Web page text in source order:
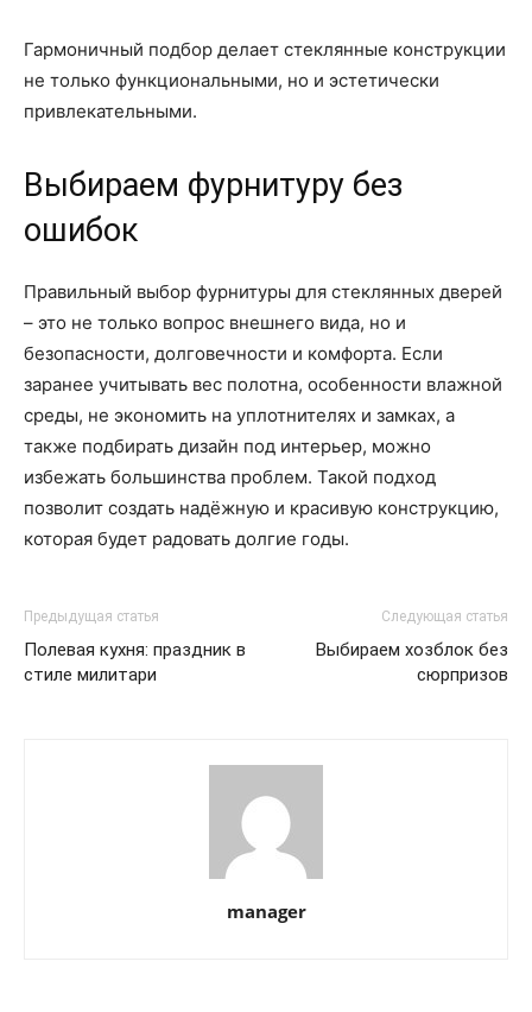
Гармоничный подбор делает стеклянные конструкции
не только функциональными, но и эстетически
привлекательными.
Выбираем фурнитуру без
ошибок
Правильный выбор фурнитуры для стеклянных дверей
– это не только вопрос внешнего вида, но и
безопасности, долговечности и комфорта. Если
заранее учитывать вес полотна, особенности влажной
среды, не экономить на уплотнителях и замках, а
также подбирать дизайн под интерьер, можно
избежать большинства проблем. Такой подход
позволит создать надёжную и красивую конструкцию,
которая будет радовать долгие годы.
Предыдущая статья
Полевая кухня: праздник в
стиле милитари
Следующая статья
Выбираем хозблок без
сюрпризов
manager